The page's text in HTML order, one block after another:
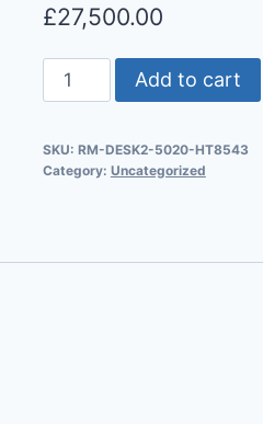
£27,500.00
Add to cart
SKU: RM-DESK2-5020-HT8543
Category: Uncategorized